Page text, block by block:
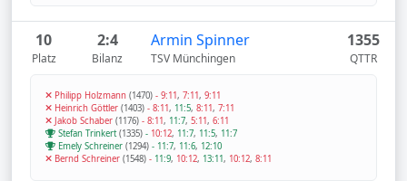
10
Platz
2:4
Bilanz
Armin Spinner
TSV Münchingen
1355
QTTR
Philipp Holzmann (1470) - 9:11, 7:11, 9:11
Heinrich Göttler (1403) - 8:11, 11:5, 8:11, 7:11
Jakob Schaber (1176) - 8:11, 11:7, 5:11, 6:11
Stefan Trinkert(1335) - 10:12, 11:7, 11:5, 11:7
Emely Schreiner (1294) - 11:7, 11:6, 12:10
Bernd Schreiner (1548) - 11:9, 10:12, 13:11, 10:12, 8:11